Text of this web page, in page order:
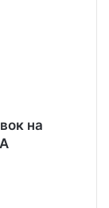
на